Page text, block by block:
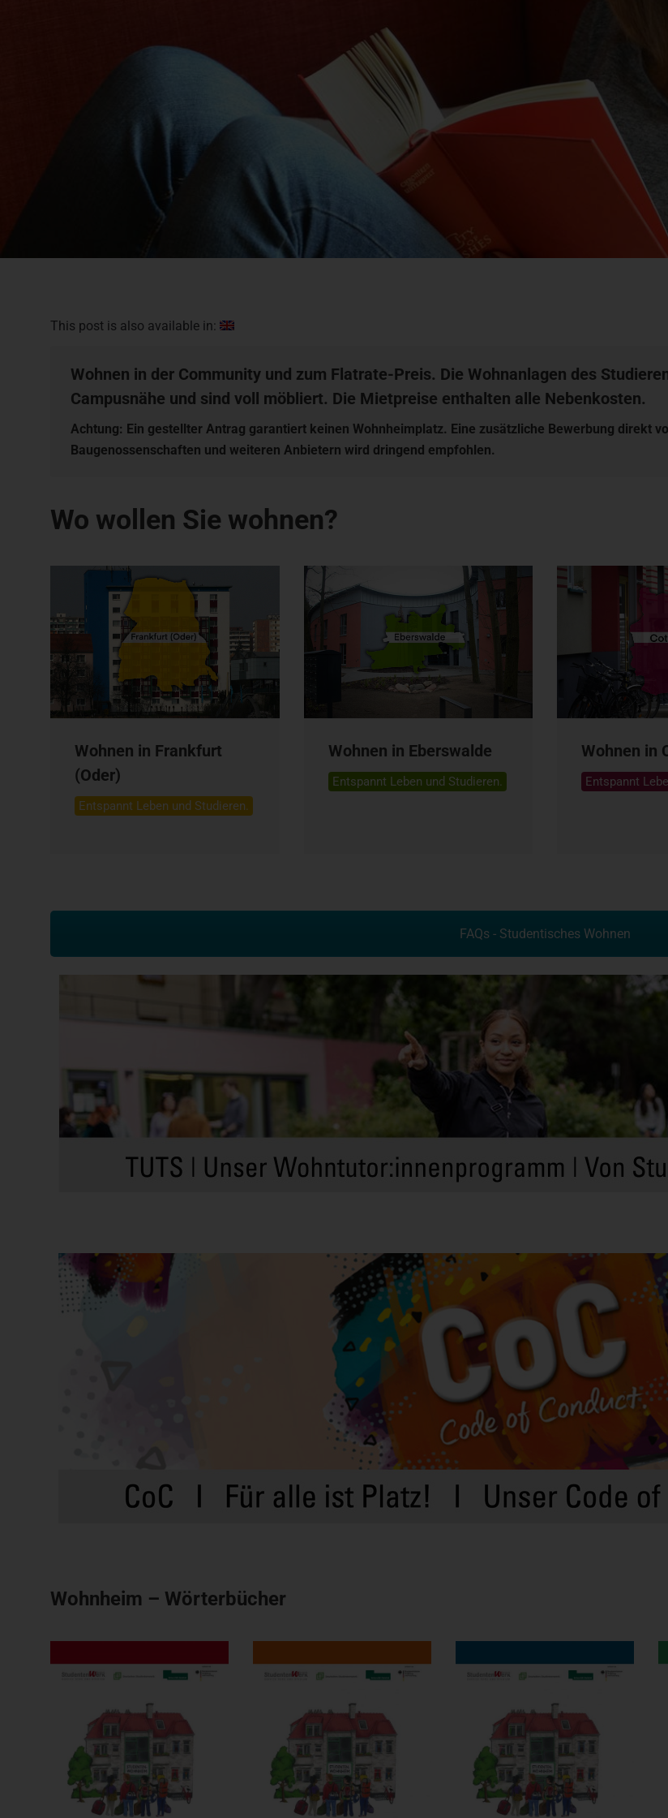
This post is also available in:
Wohnen in der Community und zum Flatrate-Preis. Die Wohnanlagen des
Campusnähe und sind voll möbliert. Die Mietpreise enthalten alle Nebenkosten.
Achtung: Ein gestellter Antrag garantiert keinen Wohnheimplatz. Eine zusätzliche Bewerbung direkt
Baugenossenschaften und weiteren Anbietern wird dringend empfohlen.
Wo wollen Sie wohnen?
Wohnen in Frankfurt
(Oder)
Entspannt Leben und Studieren.
Wohnen in Eberswalde
Entspannt Leben und Studieren.
Wohnen in
Entspannt
FAQs - Studentisches Wohnen
Wohnheim – Wörterbücher